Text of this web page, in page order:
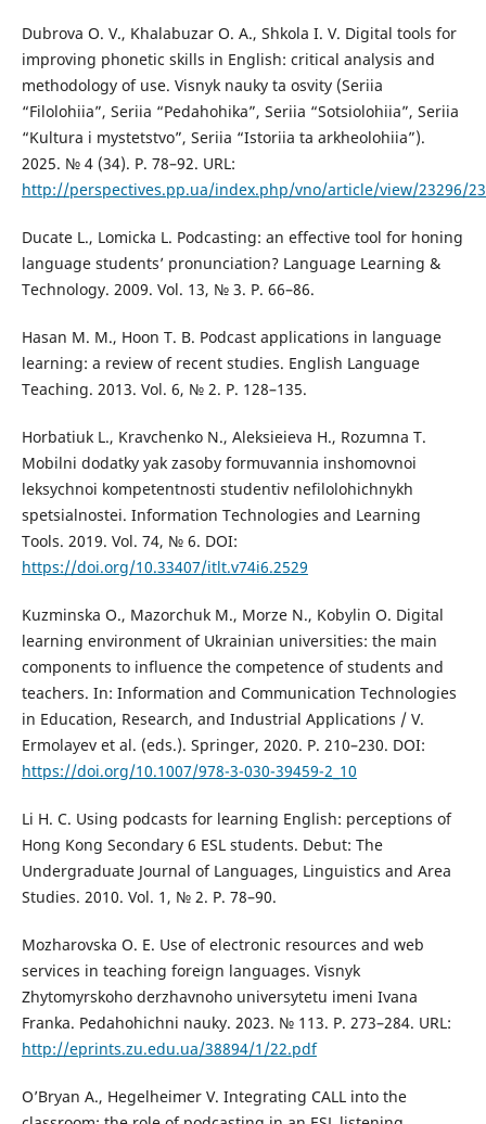
Dubrova O. V., Khalabuzar O. A., Shkola I. V. Digital tools for
improving phonetic skills in English: critical analysis and
methodology of use. Visnyk nauky ta osvity (Seriia
“Filolohiia”, Seriia “Pedahohika”, Seriia “Sotsiolohiia”, Seriia
“Kultura i mystetstvo”, Seriia “Istoriia ta arkheolohiia”).
2025. № 4 (34). P. 78–92. URL:
http://perspectives.pp.ua/index.php/vno/article/view/23296/
Ducate L., Lomicka L. Podcasting: an effective tool for honing
language students’ pronunciation? Language Learning &
Technology. 2009. Vol. 13, № 3. P. 66–86.
Hasan M. M., Hoon T. B. Podcast applications in language
learning: a review of recent studies. English Language
Teaching. 2013. Vol. 6, № 2. P. 128–135.
Horbatiuk L., Kravchenko N., Aleksieieva H., Rozumna T.
Mobilni dodatky yak zasoby formuvannia inshomovnoi
leksychnoi kompetentnosti studentiv nefilolohichnykh
spetsialnostei. Information Technologies and Learning
Tools. 2019. Vol. 74, № 6. DOI:
https://doi.org/10.33407/itlt.v74i6.2529
Kuzminska O., Mazorchuk M., Morze N., Kobylin O. Digital
learning environment of Ukrainian universities: the main
components to influence the competence of students and
teachers. In: Information and Communication Technologies
in Education, Research, and Industrial Applications / V.
Ermolayev et al. (eds.). Springer, 2020. P. 210–230. DOI:
https://doi.org/10.1007/978-3-030-39459-2_10
Li H. C. Using podcasts for learning English: perceptions of
Hong Kong Secondary 6 ESL students. Debut: The
Undergraduate Journal of Languages, Linguistics and Area
Studies. 2010. Vol. 1, № 2. P. 78–90.
Mozharovska O. E. Use of electronic resources and web
services in teaching foreign languages. Visnyk
Zhytomyrskoho derzhavnoho universytetu imeni Ivana
Franka. Pedahohichni nauky. 2023. № 113. P. 273–284. URL:
http://eprints.zu.edu.ua/38894/1/22.pdf
O’Bryan A., Hegelheimer V. Integrating CALL into the